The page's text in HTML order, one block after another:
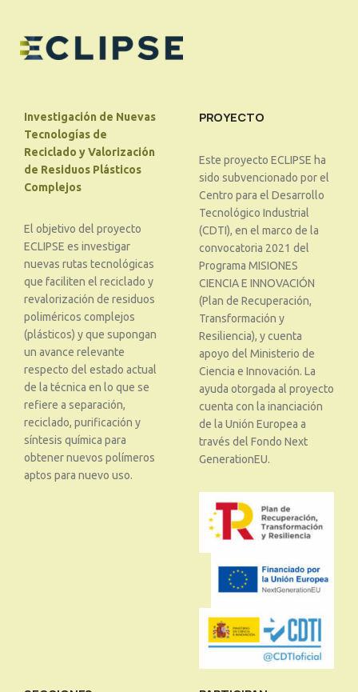
Investigación de Nuevas
Tecnologías de
Reciclado y Valorización
de Residuos Plásticos
Complejos
El objetivo del proyecto
ECLIPSE es investigar
nuevas rutas tecnológicas
que faciliten el reciclado y
revalorización de residuos
poliméricos complejos
(plásticos) y que supongan
un avance relevante
respecto del estado actual
de la técnica en lo que se
refiere a separación,
reciclado, purificación y
síntesis química para
obtener nuevos polímeros
aptos para nuevo uso.
PROYECTO
Este proyecto ECLIPSE ha
sido subvencionado por el
Centro para el Desarrollo
Tecnológico Industrial
(CDTI), en el marco de la
convocatoria 2021 del
Programa MISIONES
CIENCIA E INNOVACIÓN
(Plan de Recuperación,
Transformación y
Resiliencia), y cuenta
apoyo del Ministerio de
Ciencia e Innovación. La
ayuda otorgada al proyecto
cuenta con la inanciación
de la Unión Europea a
través del Fondo Next
GenerationEU.